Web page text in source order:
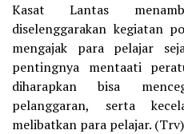
Kasat Lantas
diselenggarakan kegiatan
mengajak para pelajar
pentingnya mentaati
diharapkan bisa
pelanggaran, serta
melibatkan para pelajar. (Trv)